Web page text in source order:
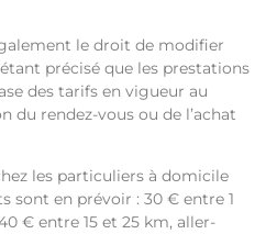
le droit de modifier
précisé que les prestations
des tarifs en vigueur au
du rendez-vous ou de l’achat
les particuliers à domicile
sont en prévoir : 30 € entre 1
€ entre 15 et 25 km, aller-